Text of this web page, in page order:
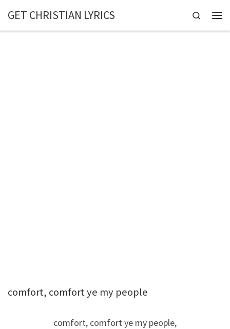
Skip to content
GET CHRISTIAN LYRICS Search
comfort, comfort ye my people
comfort, comfort ye my people,